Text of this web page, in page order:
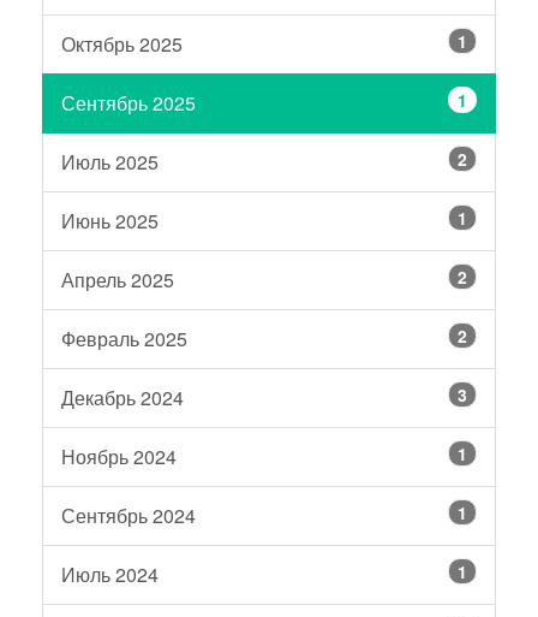
Октябрь 2025 1
Сентябрь 2025 1
Июль 2025 2
Июнь 2025 1
Апрель 2025 2
Февраль 2025 2
Декабрь 2024 3
Ноябрь 2024 1
Сентябрь 2024 1
Июль 2024 1